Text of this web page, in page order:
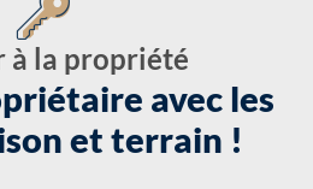
à la propriété
avec les
et terrain !